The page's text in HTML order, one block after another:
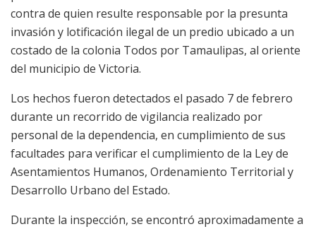
contra de quien resulte responsable por la presunta
invasión y lotificación ilegal de un predio ubicado a un
costado de la colonia Todos por Tamaulipas, al oriente
del municipio de Victoria.
Los hechos fueron detectados el pasado 7 de febrero
durante un recorrido de vigilancia realizado por
personal de la dependencia, en cumplimiento de sus
facultades para verificar el cumplimiento de la Ley de
Asentamientos Humanos, Ordenamiento Territorial y
Desarrollo Urbano del Estado.
Durante la inspección, se encontró aproximadamente a